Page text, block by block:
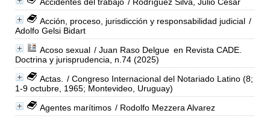
Acción, proceso, jurisdicción y responsabilidad judicial /
Adolfo Gelsi Bidart
Acoso sexual / Juan Raso Delgue en Revista CADE.
Doctrina y jurisprudencia, n.74 (2025)
Actas.
/ Congreso Internacional del Notariado Latino (8;
1-9 octubre, 1965; Montevideo, Uruguay)
Agentes marítimos / Rodolfo Mezzera Alvarez